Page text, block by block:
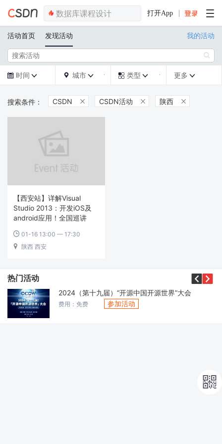
打开App
活动首页 发现活动 我的活动

 时间   城市   类型  更多 
CSDN  CSDN活动  陕西 
【西安站】详解Visual
Studio 2013：开发iOS及
android应用！全国巡讲
 01-16 13:00 — 17:30
 陕西 西安
热门活动 
2024（第十九届）“开源中国开源世界”大会
费用：免费 参加活动
